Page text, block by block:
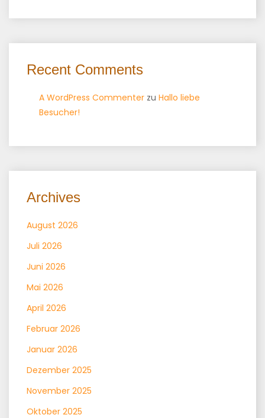
Recent Comments
A WordPress Commenter zu Hallo liebe
Besucher!
Archives
August 2026
Juli 2026
Juni 2026
Mai 2026
April 2026
Februar 2026
Januar 2026
Dezember 2025
November 2025
Oktober 2025